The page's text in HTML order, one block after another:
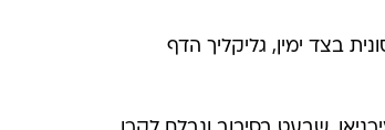
בצד ימין, גליקליך הדף